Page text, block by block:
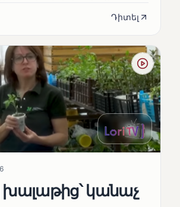
Դիտել
կանաչ